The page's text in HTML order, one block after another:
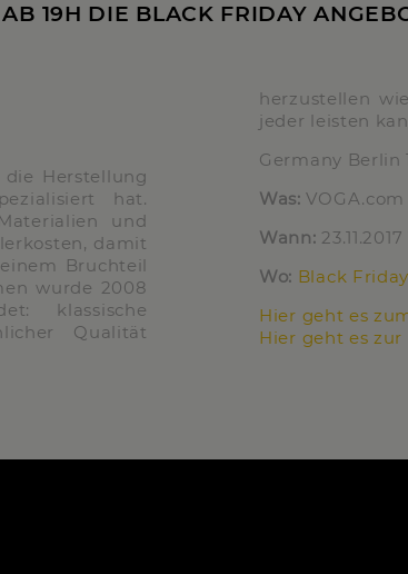
19H DIE BLACK FRIDAY
Herstellung
hat.
und
damit
Bruchteil
wurde 2008
klassische
Qualität
herzustellen
jeder leisten
Germany Berlin
Was:
Wann:
Wo: Black
Hier geht es
Hier geht es zur